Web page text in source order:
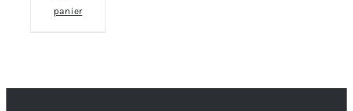
panier